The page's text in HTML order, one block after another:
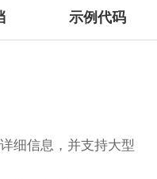
示例代码
细信息，并支持大型